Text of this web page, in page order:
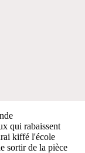
qui rabaissent
kiffé l'école
sortir de la pièce